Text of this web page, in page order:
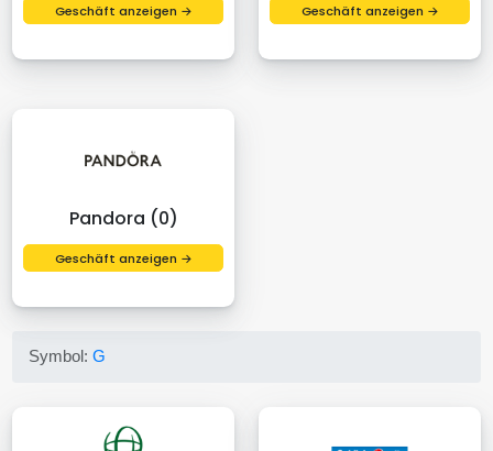
Geschäft anzeigen → Geschäft anzeigen →
Pandora (0)
Geschäft anzeigen →
Symbol:G